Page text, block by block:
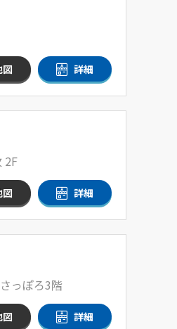
図 詳細
2F
図 詳細
っぽろ3階
図 詳細